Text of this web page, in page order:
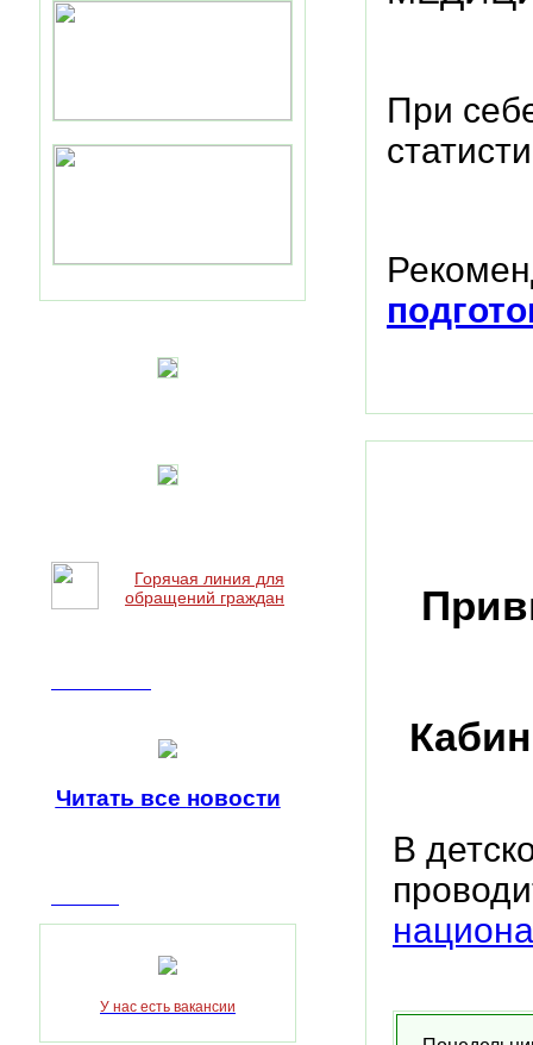
Горячая линия для
обращений граждан
Читать все новости
У нас есть вакансии
При
В